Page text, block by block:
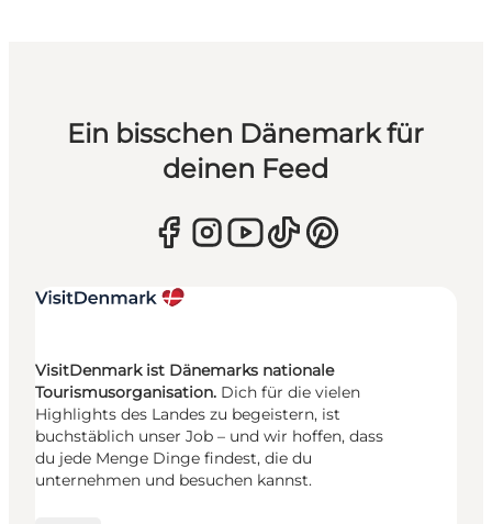
Ein bisschen Dänemark für
deinen Feed
VisitDenmark ist Dänemarks nationale
Tourismusorganisation. Dich für die vielen
Highlights des Landes zu begeistern, ist
buchstäblich unser Job – und wir hoffen, dass
du jede Menge Dinge findest, die du
unternehmen und besuchen kannst.